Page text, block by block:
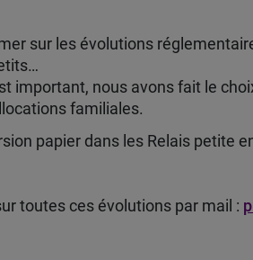
sur les évolutions
important, nous avons fait le
familiales.
papier dans les Relais petite
toutes ces évolutions par mail :